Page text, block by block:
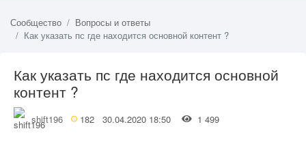
Сообщество
Вопросы и ответы
Как указать пс где находится основной контент ?
Как указать пс где находится основной
контент ?
shift196 182 30.04.2020 18:50 1 499